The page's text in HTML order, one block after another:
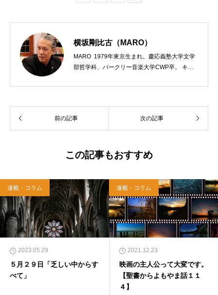
横坂剛比古（MARO）
MARO 1979年東京生まれ。慶応義塾大学文学
部哲学科、バークリー音楽大学CWP卒。 キリ
う宗教法人専門の行政書士。2020年7月よりク
「上馬キリスト教会（@kamiumach）」の運営
を行う「まじめ担当」。 著書に『聖書を読んだ
西洋哲学超入門〜』（日本実業出版）、『人生
イヤモンド社）、『世界一ゆるい聖書入門』、
『世界一ゆるい聖書教室』（「ふざけ担当」LE
ONとの共著、講談社）などがある。新著<a hr
ef="https://amzn.to/376F9aC">『ふっと心がラ
クになる 眠れぬ夜の聖書のことば』（大和書
房）</a>２０２２年３月１５日発売。
前の記事 次の記事
この記事もおすすめ
連載・コラム
2023.05.29
５月２９日「乏しい中からす
べて」
連載・コラム
2021.12.23
映画の主人公って大変です。
【聖書からよもやま話１１
４】